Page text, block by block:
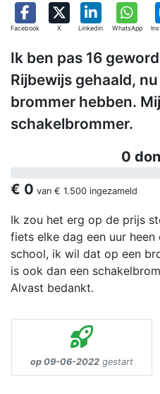
Facebook X Linkedin WhatsApp
Ik ben pas 16
Rijbewijs gehaald,
brommer hebben.
schakelbrommer.
0
€ 0 van € 1.500 ingezameld
Ik zou het erg op de prijs
fiets elke dag een uur heen
school, ik wil dat op een
is ook dan een
Alvast bedankt.
op 09-06-2022 gestart